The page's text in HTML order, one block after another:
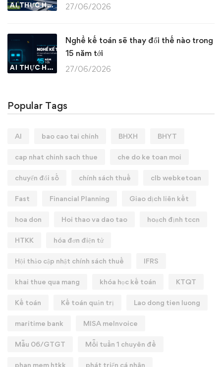
AI THỰC HÀNH 27/06/2026
AI THỰC HÀNH
Nghề kế toán sẽ thay đổi thế nào trong
15 năm tới
27/06/2026
Popular Tags
AI bao cao tai chinh BHXH BHYT
cap nhat chinh sach thue che do ke toan moi
chuyển đổi số chính sách thuế clb webketoan
Fast Financial Planning Giao dịch liên kết
hoa don Hoi thao va dao tao hoạch định tccn
HTKK hóa đơn điện tử
Hội thảo cập nhật chính sách thuế IFRS
khai thue qua mang khóa học kế toán KTQT
Kế toán Kế toán quản trị Lao dong tien luong
maritime bank MISA meInvoice
Mẫu 06/GTGT Mỗi tuần 1 chuyên đề
phan mem htkk phát triển cá nhân